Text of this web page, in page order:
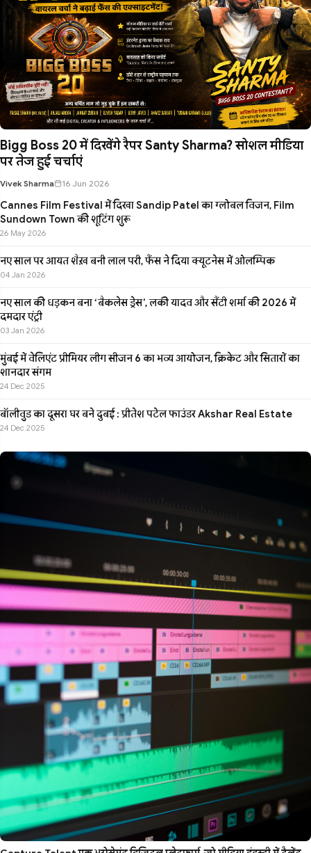
Bigg Boss 20 में दिखेंगे रैपर Santy Sharma? सोशल मीडिया
पर तेज हुई चर्चाएं
Vivek Sharma 16 Jun 2026
Cannes Film Festival में दिखा Sandip Patel का ग्लोबल विजन, Film
Sundown Town की शूटिंग शुरू
26 May 2026
नए साल पर आयत शैख़ बनी लाल परी, फैंस ने दिया क्यूटनेस में ओलम्पिक
04 Jan 2026
नए साल की धड़कन बना ‘बैकलेस ड्रेस’, लकी यादव और सैंटी शर्मा की 2026 में
दमदार एंट्री
03 Jan 2026
मुंबई में वेलिएंट प्रीमियर लीग सीजन 6 का भव्य आयोजन, क्रिकेट और सितारों का
शानदार संगम
24 Dec 2025
बॉलीवुड का दूसरा घर बने दुबई : प्रीतेश पटेल फाउंडर Akshar Real Estate
24 Dec 2025